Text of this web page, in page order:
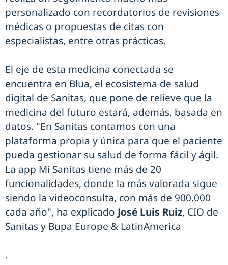
personalizado con recordatorios de revisiones
médicas o propuestas de citas con
especialistas, entre otras prácticas.
El eje de esta medicina conectada se
encuentra en Blua, el ecosistema de salud
digital de Sanitas, que pone de relieve que la
medicina del futuro estará, además, basada en
datos. "En Sanitas contamos con una
plataforma propia y única para que el paciente
pueda gestionar su salud de forma fácil y ágil.
La app Mi Sanitas tiene más de 20
funcionalidades, donde la más valorada sigue
siendo la videoconsulta, con más de 900.000
cada año", ha explicado José Luis Ruiz, CIO de
Sanitas y Bupa Europe & LatinAmerica
.